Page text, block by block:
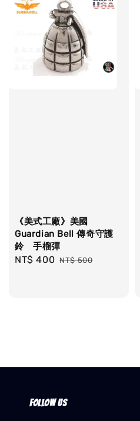
《美式工廠》美國
Guardian Bell 傳奇守護
鈴 手榴彈
Sale
NT$ 400 Regular
NT$ 500
Follow us